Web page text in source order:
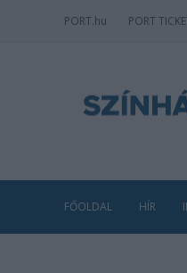
PORT.hu PORT
FŐOLDAL HÍR